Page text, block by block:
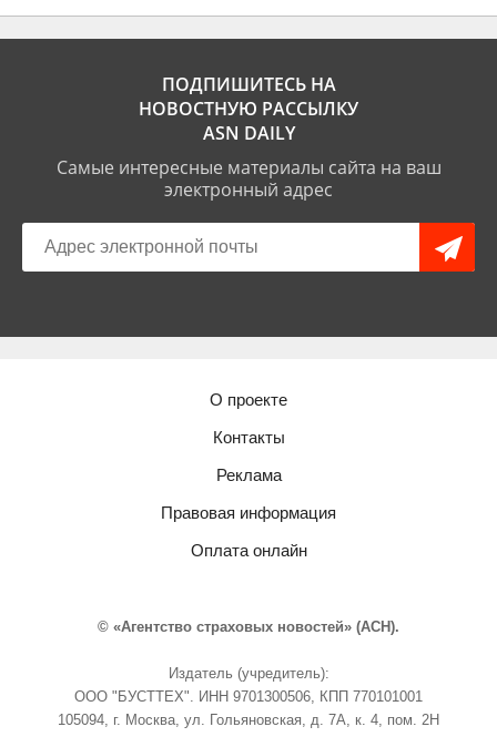
ПОДПИШИТЕСЬ НА
НОВОСТНУЮ РАССЫЛКУ
ASN DAILY
Самые интересные материалы сайта на ваш
электронный адрес
О проекте
Контакты
Реклама
Правовая информация
Оплата онлайн
© «Агентство страховых новостей» (АСН).
Издатель (учредитель):
ООО "БУСТТЕХ". ИНН 9701300506, КПП 770101001
105094, г. Москва, ул. Гольяновская, д. 7А, к. 4, пом. 2Н